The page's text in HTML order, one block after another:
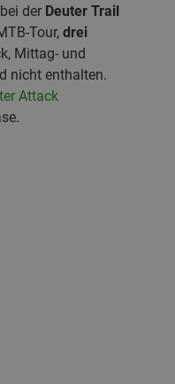
der Deuter Trail
drei
Mittag- und
nicht enthalten.
Attack